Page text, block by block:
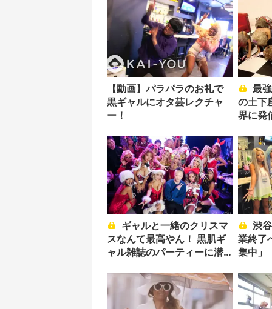
【動画】パラパラのお礼で
黒ギャルにオタ芸レクチャ
ー！
最強黒ギャル軍団が本気
の土下
界に発
スなんて最高やん！ 黒肌ギ
ャル雑誌のパーティーに潜
渋谷ガングロカフェ、営
業終了
集中」